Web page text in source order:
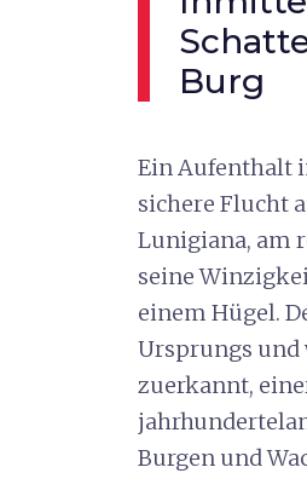
Burg
Ein Aufenthalt
sichere Flucht
Lunigiana, am
seine
einem Hügel.
Ursprungs und
zuerkannt,
Burgen und